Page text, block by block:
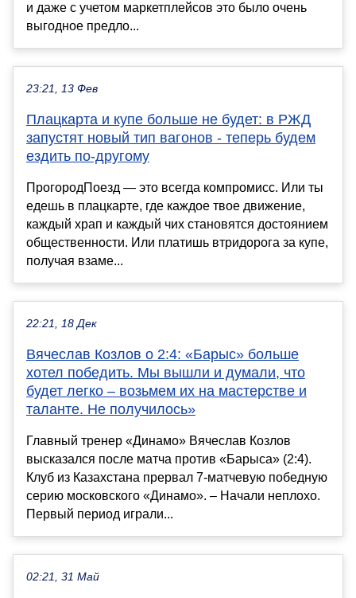
и даже с учетом маркетплейсов это было очень
выгодное предло...
23:21, 13 Фев
Плацкарта и купе больше не будет: в РЖД
запустят новый тип вагонов - теперь будем
ездить по-другому
ПрогородПоезд — это всегда компромисс. Или ты
едешь в плацкарте, где каждое твое движение,
каждый храп и каждый чих становятся достоянием
общественности. Или платишь втридорога за купе,
получая взаме...
22:21, 18 Дек
Вячеслав Козлов о 2:4: «Барыс» больше
хотел победить. Мы вышли и думали, что
будет легко – возьмем их на мастерстве и
таланте. Не получилось»
Главный тренер «Динамо» Вячеслав Козлов
высказался после матча против «Барыса» (2:4).
Клуб из Казахстана прервал 7-матчевую победную
серию московского «Динамо». – Начали неплохо.
Первый период играли...
02:21, 31 Май